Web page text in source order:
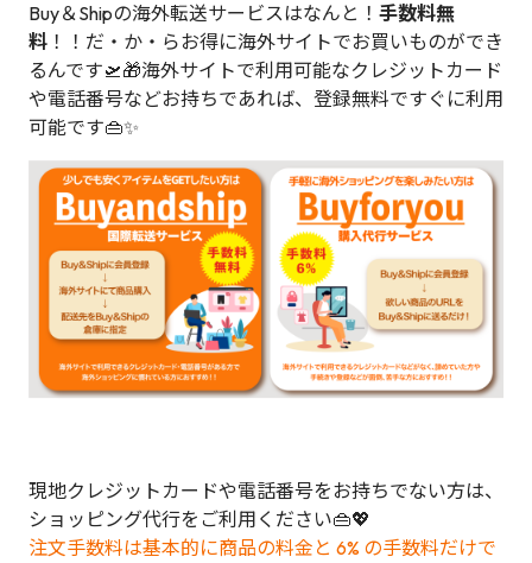
Buy＆Shipの海外転送サービスはなんと！ 手数料無
料 ！！だ・か・らお得に海外サイトでお買いものができ
るんです🛫🎁海外サイトで利用可能なクレジットカード
や電話番号などお持ちであれば、登録無料ですぐに利用
可能です👜✨
現地クレジットカードや電話番号をお持ちでない方は、
ショッピング代行をご利用ください👜💖
注文手数料は基本的に商品の料金と 6% の手数料だけで